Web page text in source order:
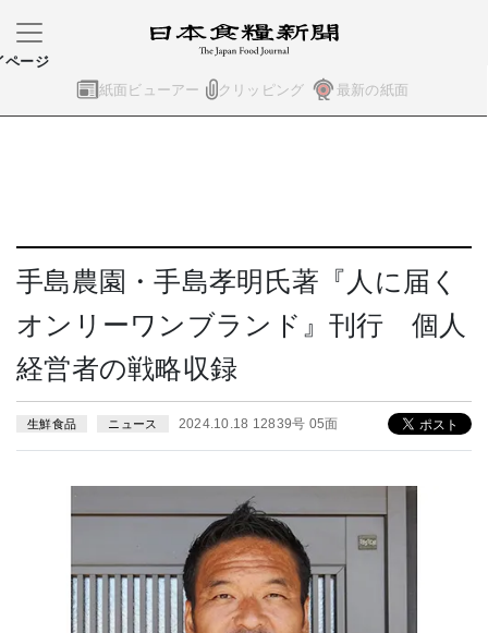
紙面ビューアー クリッピング 最新の紙面
ページ
手島農園・手島孝明氏著『人に届く
オンリーワンブランド』刊行 個人
経営者の戦略収録
生鮮食品 ニュース 2024.10.18 12839号 05面